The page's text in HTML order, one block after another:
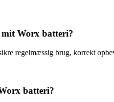
Worx batteri?
regelmæssig brug, korrekt
batteri?